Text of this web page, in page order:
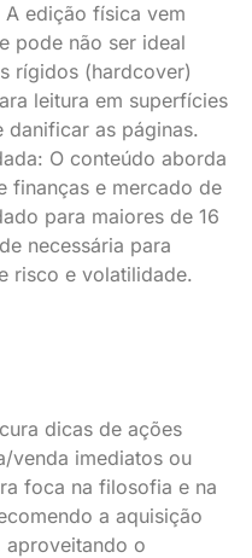
edição física vem
pode não ser ideal
rígidos (hardcover)
leitura em superfícies
danificar as páginas.
O conteúdo aborda
finanças e mercado de
para maiores de 16
necessária para
risco e volatilidade.
dicas de ações
venda imediatos ou
foca na filosofia e na
a aquisição
aproveitando o